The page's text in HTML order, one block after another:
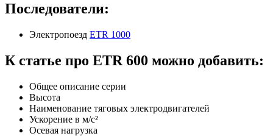
Последователи:
Электропоезд ETR 1000
К статье про ETR 600 можно добавить:
Общее описание серии
Высота
Наименование тяговых электродвигателей
Ускорение в м/с²
Осевая нагрузка